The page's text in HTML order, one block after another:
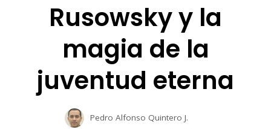
Rusowsky y la
magia de la
juventud eterna
Pedro Alfonso Quintero J.